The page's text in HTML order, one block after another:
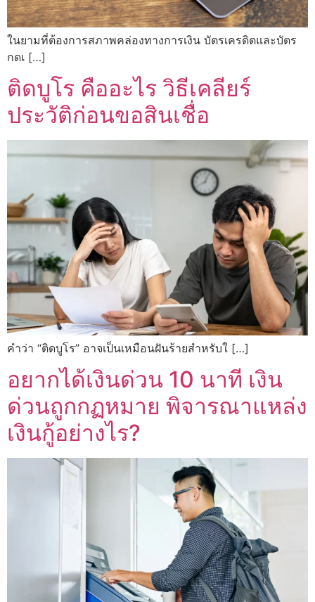
ในยามที่ต้องการสภาพคล่องทางการเงิน บัตรเครดิตและบัตร
กดเ […]
ติดบูโร คืออะไร วิธีเคลียร์
ประวัติก่อนขอสินเชื่อ
คำว่า “ติดบูโร” อาจเป็นเหมือนฝันร้ายสำหรับใ […]
อยากได้เงินด่วน 10 นาที เงิน
ด่วนถูกกฏหมาย พิจารณาแหล่ง
เงินกู้อย่างไร?